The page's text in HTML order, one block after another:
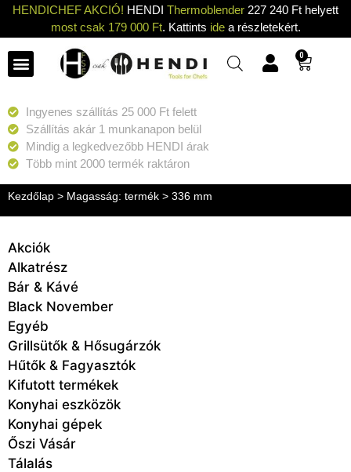
HENDICHEF AKCIÓ! HENDI Thermoblender 227 240 Ft helyett
most csak 179 000 Ft. Kattints idea részletekért.
0
Ingyenes szállítás 25 000 Ft felett
Szállítás akár 1 munkanapon belül
Mindig a legkedvezőbb HENDI árak
Több mint 2000 termék raktáron
Kezdőlap > Magasság: termék > 336 mm
Akciók
Alkatrész
Bár & Kávé
Black November
Egyéb
Grillsütők & Hősugárzók
Hűtők & Fagyasztók
Kifutott termékek
Konyhai eszközök
Konyhai gépek
Őszi Vásár
Tálalás